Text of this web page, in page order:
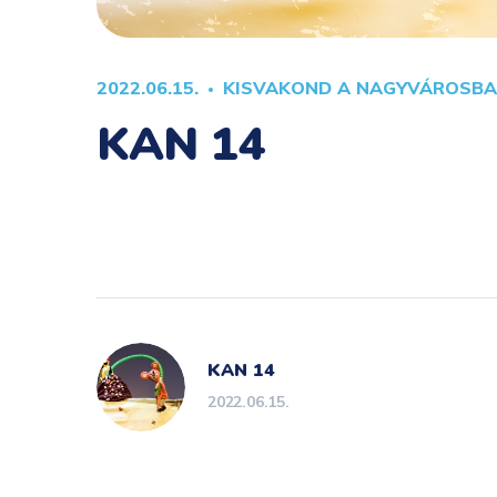
2022.06.15. KISVAKOND A
KAN 14
KAN 14
2022.06.15.